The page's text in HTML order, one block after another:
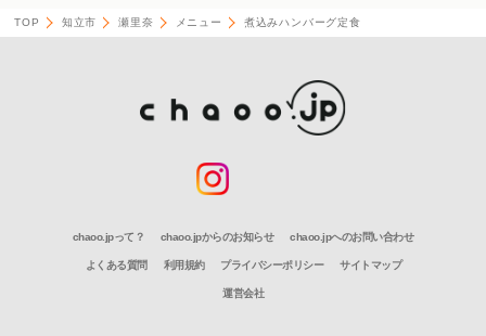
TOP 知立市 瀬里奈 メニュー 煮込みハンバーグ定食
chaoo.jpって？ chaoo.jpからのお知らせ chaoo.jpへのお問い合わせ
よくある質問 利用規約 プライバシーポリシー サイトマップ
運営会社